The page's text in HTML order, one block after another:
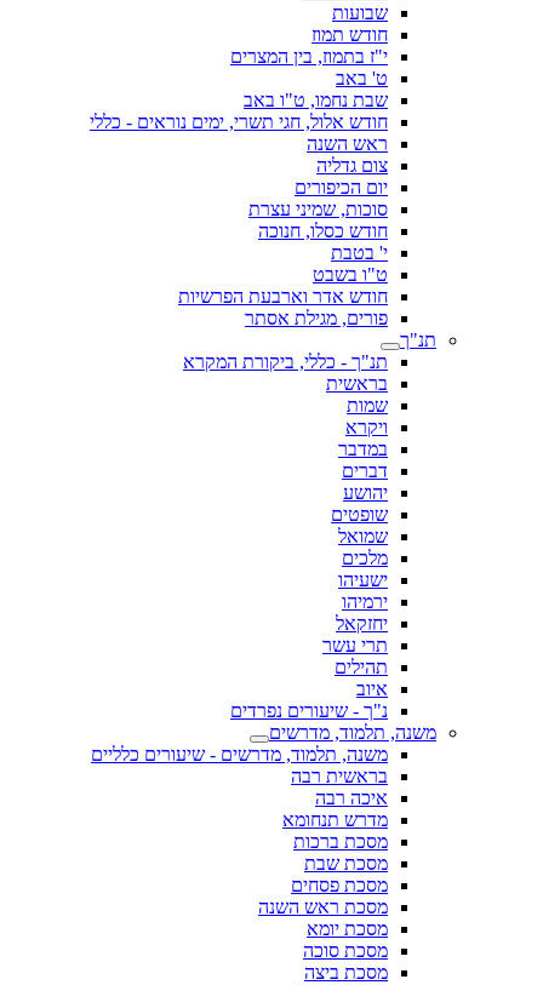
שבועות
חודש תמוז
י"ז בתמוז, בין המצרים
ט' באב
שבת נחמו, ט"ו באב
חודש אלול, חגי תשרי, ימים נוראים - כללי
ראש השנה
צום גדליה
יום הכיפורים
סוכות, שמיני עצרת
חודש כסלו, חנוכה
י' בטבת
ט"ו בשבט
חודש אדר וארבעת הפרשיות
פורים, מגילת אסתר
תנ"ך
תנ"ך - כללי, ביקורת המקרא
בראשית
שמות
ויקרא
במדבר
דברים
יהושע
שופטים
שמואל
מלכים
ישעיהו
ירמיהו
יחזקאל
תרי עשר
תהילים
איוב
נ"ך - שיעורים נפרדים
משנה, תלמוד, מדרשים
משנה, תלמוד, מדרשים - שיעורים כלליים
בראשית רבה
איכה רבה
מדרש תנחומא
מסכת ברכות
מסכת שבת
מסכת פסחים
מסכת ראש השנה
מסכת יומא
מסכת סוכה
מסכת ביצה